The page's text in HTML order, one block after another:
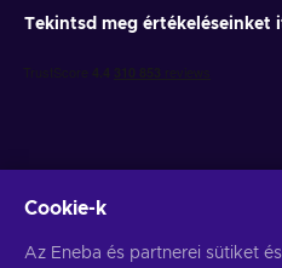
Tekintsd meg értékeléseinket
Cookie-k
Az Eneba és partnerei sütiket